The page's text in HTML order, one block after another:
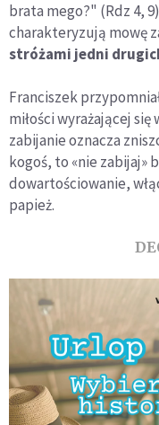
brata mego?" (Rdz 4,
charakteryzują mowę
stróżami jedni
Franciszek
miłości wyrażającej
zabijanie oznacza
kogoś, to «nie zabijaj»
dowartościowanie,
papież.